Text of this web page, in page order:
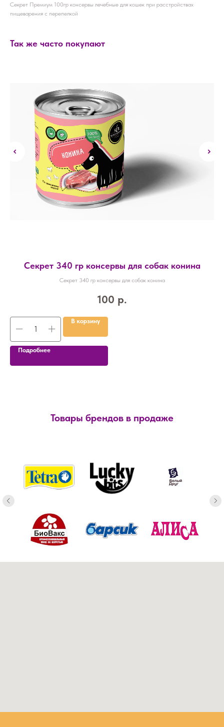
Секрет Премиум 100гр консервы лечебные для кошек при расстройствах
пищеварения с перепелкой
Так же часто покупают
Секрет 340 гр консервы для собак конина
Секрет 340 гр консервы для собак конина
100 р.
В корзину
Подробнее
Товары брендов в продаже